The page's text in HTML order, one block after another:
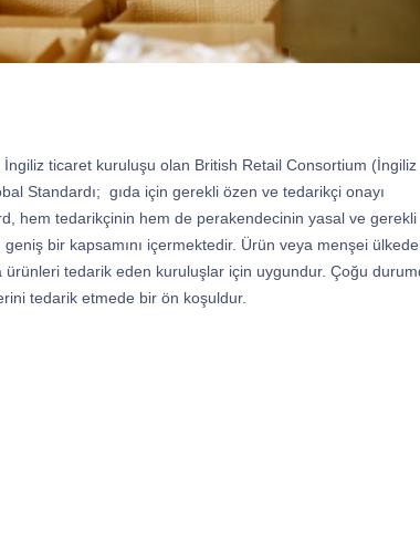
İngiliz ticaret kuruluşu olan British Retail Consortium (İngiliz
Standardı; gıda için gerekli özen ve tedarikçi onayı
hem tedarikçinin hem de perakendecinin yasal ve gerekli
geniş bir kapsamını içermektedir. Ürün veya menşei
ürünleri tedarik eden kuruluşlar için uygundur. Çoğu
tedarik etmede bir ön koşuldur.